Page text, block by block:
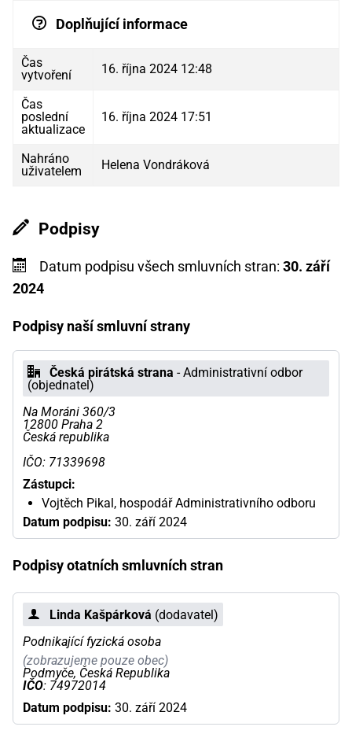
Doplňující informace
Čas
vytvoření
16. října 2024 12:48
Čas
poslední
aktualizace
16. října 2024 17:51
Nahráno
uživatelem
Helena Vondráková
Podpisy
Datum podpisu všech smluvních stran: 30. září
2024
Podpisy naší smluvní strany
Česká pirátská strana - Administrativní odbor
(objednatel)
Na Moráni 360/3
12800 Praha 2
Česká republika
IČO: 71339698
Zástupci:
Vojtěch Pikal, hospodář Administrativního odboru
Datum podpisu: 30. září 2024
Podpisy otatních smluvních stran
Linda Kašpárková (dodavatel)
Podnikající fyzická osoba
(zobrazujeme pouze obec)
Podmyče, Česká Republika
IČO: 74972014
Datum podpisu: 30. září 2024